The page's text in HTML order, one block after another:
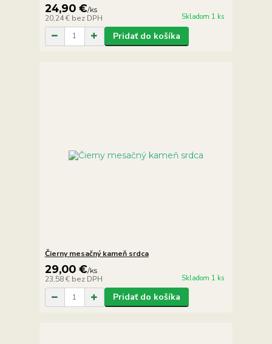
24,90 €/ks
20,24 € bez DPH Skladom 1 ks
Pridať do košíka
Čierny mesačný kameň srdca
29,00 €/ks
23,58 € bez DPH Skladom 1 ks
Pridať do košíka